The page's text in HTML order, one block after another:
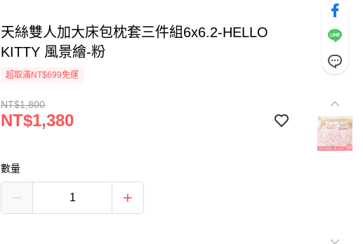
天絲雙人加大床包枕套三件組6x6.2-HELLO
KITTY 風景繪-粉
超取滿NT$699免運
NT$1,800
NT$1,380
數量